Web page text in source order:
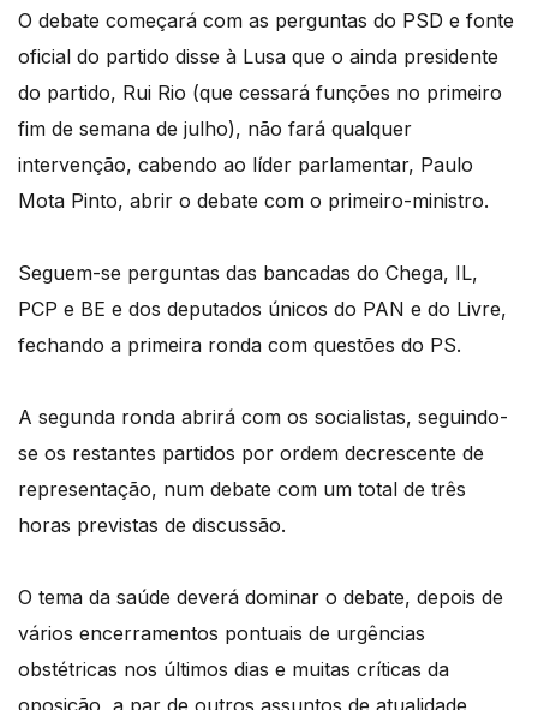
O debate começará com as perguntas do PSD e fonte
oficial do partido disse à Lusa que o ainda presidente
do partido, Rui Rio (que cessará funções no primeiro
fim de semana de julho), não fará qualquer
intervenção, cabendo ao líder parlamentar, Paulo
Mota Pinto, abrir o debate com o primeiro-ministro.
Seguem-se perguntas das bancadas do Chega, IL,
PCP e BE e dos deputados únicos do PAN e do Livre,
fechando a primeira ronda com questões do PS.
A segunda ronda abrirá com os socialistas, seguindo-
se os restantes partidos por ordem decrescente de
representação, num debate com um total de três
horas previstas de discussão.
O tema da saúde deverá dominar o debate, depois de
vários encerramentos pontuais de urgências
obstétricas nos últimos dias e muitas críticas da